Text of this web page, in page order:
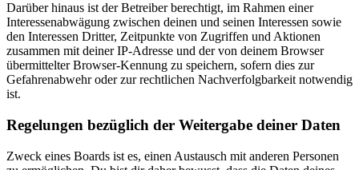
Darüber hinaus ist der Betreiber berechtigt, im Rahmen einer
Interessenabwägung zwischen deinen und seinen Interessen sowie
den Interessen Dritter, Zeitpunkte von Zugriffen und Aktionen
zusammen mit deiner IP-Adresse und der von deinem Browser
übermittelter Browser-Kennung zu speichern, sofern dies zur
Gefahrenabwehr oder zur rechtlichen Nachverfolgbarkeit notwendig
ist.
Regelungen bezüglich der Weitergabe deiner Daten
Zweck eines Boards ist es, einen Austausch mit anderen Personen